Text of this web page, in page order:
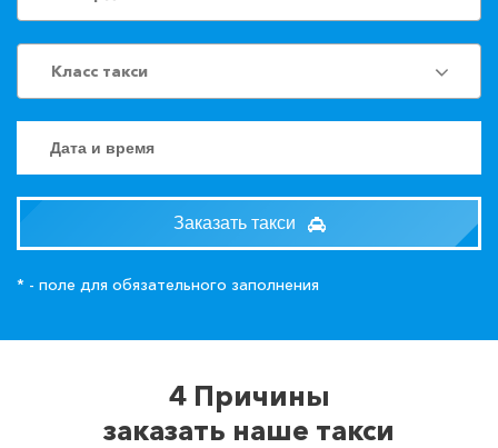
Класс такси
Заказать такси
* - поле для обязательного заполнения
4 Причины
заказать наше такси